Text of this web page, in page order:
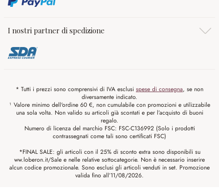
I nostri partner di spedizione
* Tutti i prezzi sono comprensivi di IVA esclusi spese di consegna, se non
diversamente indicato.
¹ Valore minimo dell'ordine 60 €, non cumulabile con promozioni e utilizzabile
una sola volta. Non valido su articoli già scontati e per l’acquisto di buoni
regalo.
Numero di licenza del marchio FSC: FSC-C136992 (Solo i prodotti
contrassegnati come tali sono certificati FSC)
*FINAL SALE: gli articoli con il 25% di sconto extra sono disponibili su
ww.loberon.it/Sale e nelle relative sottocategorie. Non è necessario inserire
alcun codice promozionale. Sono esclusi gli articoli venduti in set. Promozione
valida fino all’11/08/2026.